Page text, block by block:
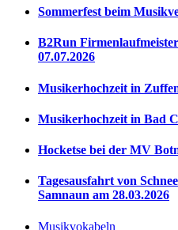
Sommerfest beim
B2Run
07.07.2026
Musikerhochzeit in
Musikerhochzeit in Bad
Hocketse bei der MV
Tagesausfahrt von
Samnaun am 28.03.2026
Musikvokabeln